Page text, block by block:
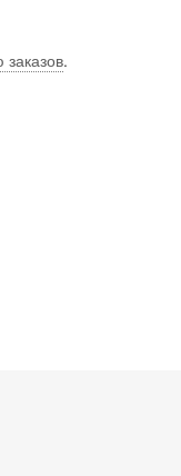
заказов.